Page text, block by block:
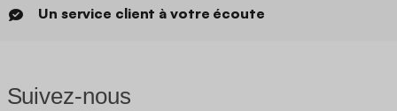
Un service client à votre écoute
Suivez-nous